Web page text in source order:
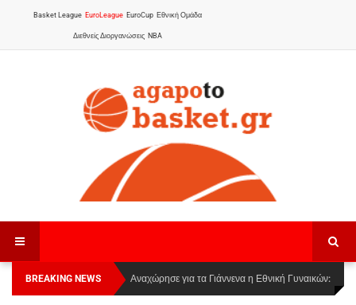
Basket League EuroLeague EuroCup Εθνική Ομάδα
Διεθνείς Διοργανώσεις NBA
BREAKING NEWS
Οι Πάνθηρες Καβάλας στην Women Basketball
League 1
Αναχώρησε για τα Γιάννενα η Εθνική Γυναικών